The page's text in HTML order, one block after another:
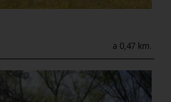
a 0,47 km.